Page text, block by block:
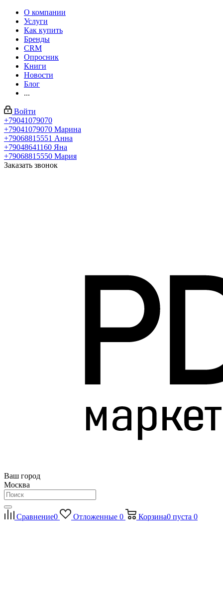
О компании
Услуги
Как купить
Бренды
CRM
Опросник
Книги
Новости
Блог
...
Войти
+79041079070
+79041079070 Марина
+79068815551 Анна
+79048641160 Яна
+79068815550 Мария
Заказать звонок
Ваш город
Москва
Сравнение0 Отложенные 0 Корзина0 пуста 0